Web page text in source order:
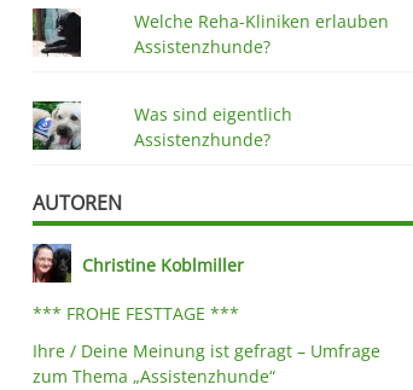
Welche Reha-Kliniken erlauben
Assistenzhunde?
Was sind eigentlich
Assistenzhunde?
AUTOREN
Christine Koblmiller
*** FROHE FESTTAGE ***
Ihre / Deine Meinung ist gefragt – Umfrage
zum Thema „Assistenzhunde“